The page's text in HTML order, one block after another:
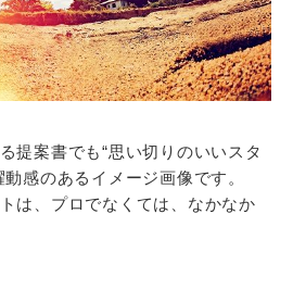
提案書でも“思い切りのいいスタ
感のあるイメージ画像です。
は、プロでなくては、なかなか